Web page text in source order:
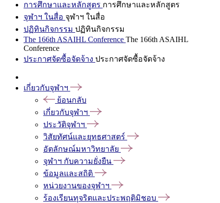
การศึกษาและหลักสูตร การศึกษาและหลักสูตร
จุฬาฯ ในสื่อ จุฬาฯ ในสื่อ
ปฏิทินกิจกรรม ปฏิทินกิจกรรม
The 166th ASAIHL Conference The 166th ASAIHL
Conference
ประกาศจัดซื้อจัดจ้าง ประกาศจัดซื้อจัดจ้าง
เกี่ยวกับจุฬาฯ
ย้อนกลับ
เกี่ยวกับจุฬาฯ
ประวัติจุฬาฯ
วิสัยทัศน์และยุทธศาสตร์
อัตลักษณ์มหาวิทยาลัย
จุฬาฯ กับความยั่งยืน
ข้อมูลและสถิติ
หน่วยงานของจุฬาฯ
ร้องเรียนทุจริตและประพฤติมิชอบ